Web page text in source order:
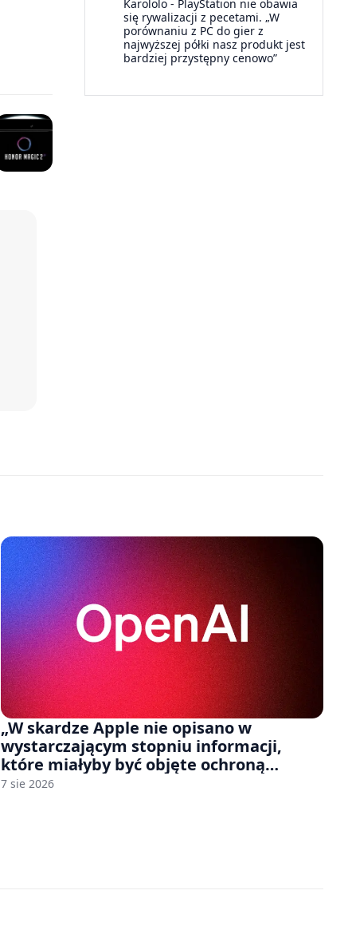
Karololo - PlayStation nie obawia
się rywalizacji z pecetami. „W
porównaniu z PC do gier z
najwyższej półki nasz produkt jest
bardziej przystępny cenowo”
„W skardze Apple nie opisano w
wystarczającym stopniu informacji,
które miałyby być objęte ochroną
tajemnicy handlowej”. OpenAI żąda
7 sie 2026